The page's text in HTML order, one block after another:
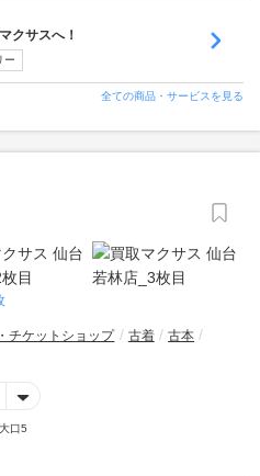
クサスへ！
ー
全ての商品・サービスを見る
チケットショップ 古着
古本
口5